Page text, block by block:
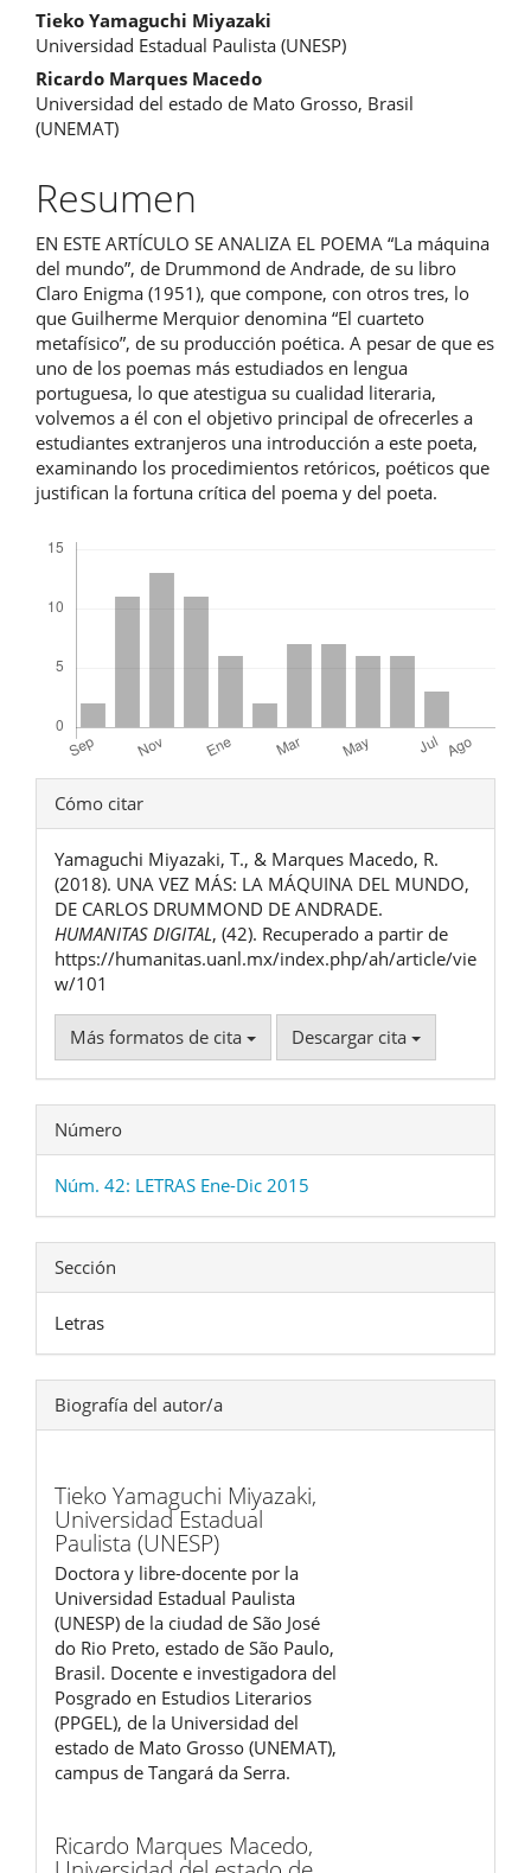
Contenido
principal
del
artículo
Tieko Yamaguchi Miyazaki
Universidad Estadual Paulista (UNESP)
Ricardo Marques Macedo
Universidad del estado de Mato Grosso, Brasil
(UNEMAT)
Resumen
EN ESTE ARTÍCULO SE ANALIZA EL POEMA “La máquina
del mundo”, de Drummond de Andrade, de su libro
Claro Enigma (1951), que compone, con otros tres, lo
que Guilherme Merquior denomina “El cuarteto
metafísico”, de su producción poética. A pesar de que es
uno de los poemas más estudiados en lengua
portuguesa, lo que atestigua su cualidad literaria,
volvemos a él con el objetivo principal de ofrecerles a
estudiantes extranjeros una introducción a este poeta,
examinando los procedimientos retóricos, poéticos que
justifican la fortuna crítica del poema y del poeta.
Detalles
del
artículo
Cómo citar
Yamaguchi Miyazaki, T., & Marques Macedo, R.
(2018). UNA VEZ MÁS: LA MÁQUINA DEL MUNDO,
DE CARLOS DRUMMOND DE ANDRADE.
HUMANITAS DIGITAL, (42). Recuperado a partir de
https://humanitas.uanl.mx/index.php/ah/article/vie
w/101
Más formatos de cita Descargar cita
Número
Núm. 42: LETRAS Ene-Dic 2015
Sección
Letras
Biografía del autor/a
Tieko Yamaguchi Miyazaki,
Universidad Estadual
Paulista (UNESP)
Doctora y libre-docente por la
Universidad Estadual Paulista
(UNESP) de la ciudad de São José
do Rio Preto, estado de São Paulo,
Brasil. Docente e investigadora del
Posgrado en Estudios Literarios
(PPGEL), de la Universidad del
estado de Mato Grosso (UNEMAT),
campus de Tangará da Serra.
Ricardo Marques Macedo,